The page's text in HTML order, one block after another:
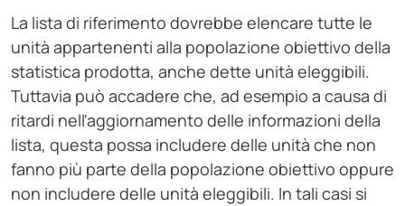
La lista di riferimento dovrebbe elencare tutte le
unità appartenenti alla popolazione obiettivo della
statistica prodotta, anche dette unità eleggibili.
Tuttavia può accadere che, ad esempio a causa di
ritardi nell'aggiornamento delle informazioni della
lista, questa possa includere delle unità che non
fanno più parte della popolazione obiettivo oppure
non includere delle unità eleggibili. In tali casi si